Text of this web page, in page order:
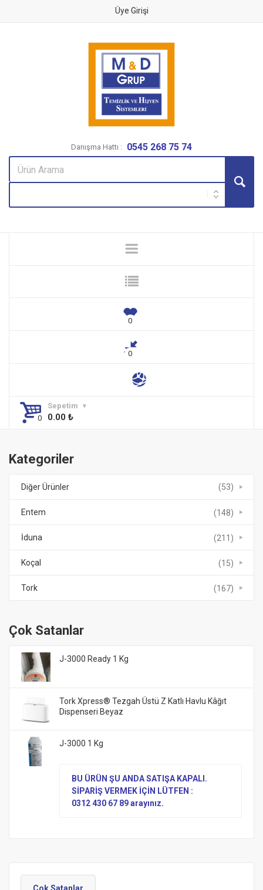
Üye Girişi
Danışma Hattı : 0545 268 75 74
Sepetim
0.00 ₺
Kategoriler
Diğer Ürünler (53)
Entem (148)
İduna (211)
Koçal (15)
Tork (167)
Çok Satanlar
J-3000 Ready 1 Kg
Tork Xpress® Tezgah Üstü Z Katlı Havlu Kâğıt
Dispenseri Beyaz
J-3000 1 Kg
BU ÜRÜN ŞU ANDA SATIŞA KAPALI.
SİPARİŞ VERMEK İÇİN LÜTFEN :
0312 430 67 89 arayınız.